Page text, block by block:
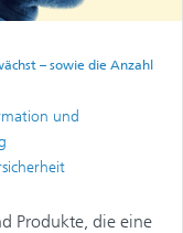
– sowie die Anzahl
und
Produkte, die eine